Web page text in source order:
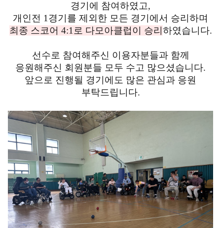
경기에 참여하였고,
개인전 1경기를 제외한 모든 경기에서 승리하며
최종 스코어 4:1로 다모아클럽이 승리 하였습니다.
선수로 참여해주신 이용자분들과 함께
응원해주신 회원분들 모두 수고 많으셨습니다.
앞으로 진행될 경기에도 많은 관심과 응원
부탁드립니다.